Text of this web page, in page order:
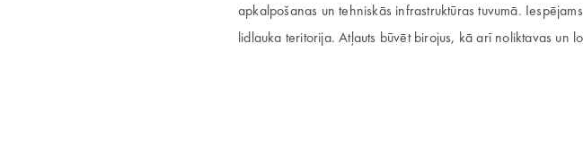
apkalpošanas un tehniskās infrastruktūras tuvumā.
lidlauka teritorija. Atļauts būvēt birojus, kā arī noliktavas un